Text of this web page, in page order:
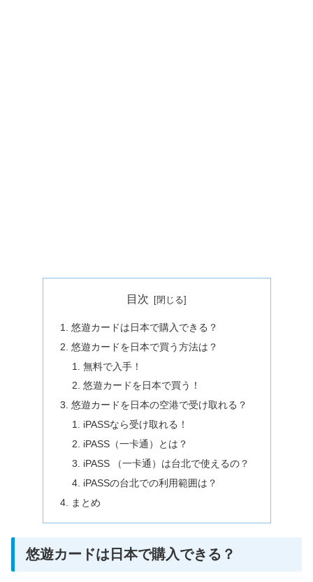
目次
悠遊カードは日本で購入できる？
悠遊カードを日本で買う方法は？
無料で入手！
悠遊カードを日本で買う！
悠遊カードを日本の空港で受け取れる？
iPASSなら受け取れる！
iPASS（一卡通）とは？
iPASS （一卡通）は台北で使えるの？
iPASSの台北での利用範囲は？
まとめ
悠遊カードは日本で購入できる？